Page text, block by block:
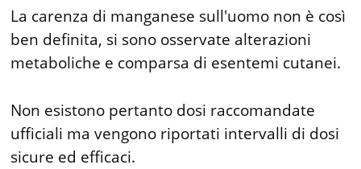
La carenza di manganese sull'uomo non è così
ben definita, si sono osservate alterazioni
metaboliche e comparsa di esentemi cutanei.
Non esistono pertanto dosi raccomandate
ufficiali ma vengono riportati intervalli di dosi
sicure ed efficaci.